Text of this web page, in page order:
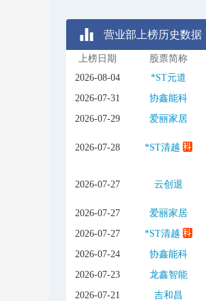
营业部上榜历史数据
上榜日期 股票简称
2026-08-04
*ST元道
2026-07-31
协鑫能科
2026-07-29
爱丽家居
2026-07-28 *ST清越
2026-07-27 云创退
2026-07-27 爱丽家居
2026-07-27
*ST清越
2026-07-24
协鑫能科
2026-07-23
龙鑫智能
2026-07-21
吉和昌